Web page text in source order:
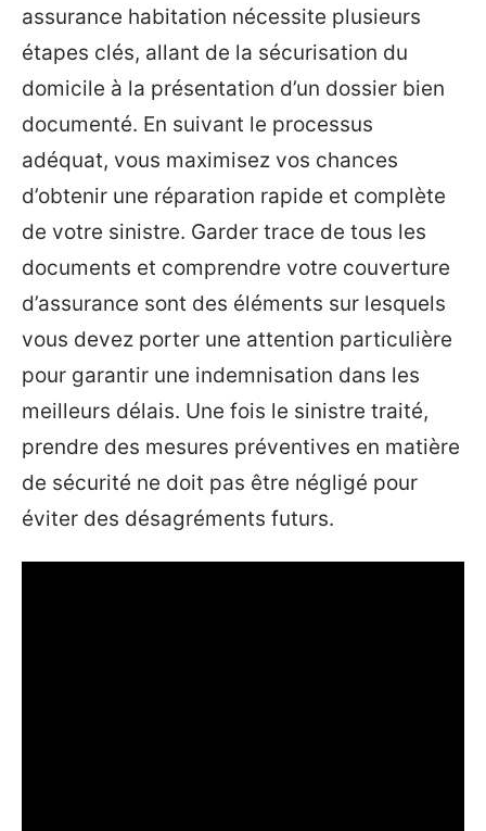
assurance habitation nécessite plusieurs
étapes clés, allant de la sécurisation du
domicile à la présentation d’un dossier bien
documenté. En suivant le processus
adéquat, vous maximisez vos chances
d’obtenir une réparation rapide et complète
de votre sinistre. Garder trace de tous les
documents et comprendre votre couverture
d’assurance sont des éléments sur lesquels
vous devez porter une attention particulière
pour garantir une indemnisation dans les
meilleurs délais. Une fois le sinistre traité,
prendre des mesures préventives en matière
de sécurité ne doit pas être négligé pour
éviter des désagréments futurs.